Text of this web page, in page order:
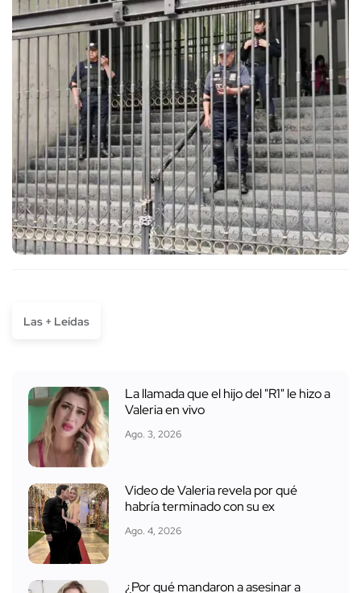
Las + Leídas
La llamada que el hijo del "R1" le hizo a
Valeria en vivo
Ago. 3, 2026
Video de Valeria revela por qué
habría terminado con su ex
Ago. 4, 2026
¿Por qué mandaron a asesinar a